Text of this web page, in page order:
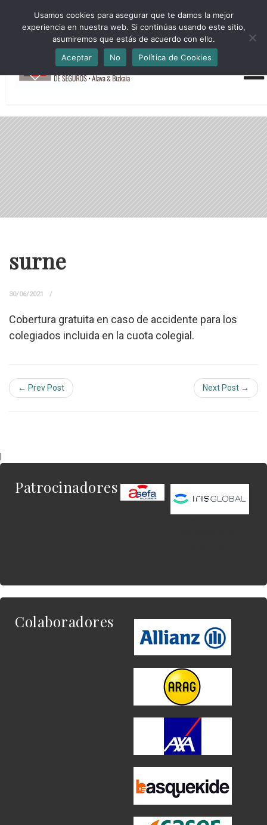
HORARIO INVIERNO Lun-Jue 09:00-16:30 Vier 9:00-14:00
administracion@cmsab.eus 94.442.43.43 Móvil y Whatsapp
688.889.170
surne
30/06/2021
Cobertura gratuita en caso de accidente para los
colegiados incluida en la cuota colegial.
← Prev Post Next Post →
Patrocinadores
Colaboradores
Usamos cookies para asegurar que te damos la mejor
experiencia en nuestra web. Si continúas usando este sitio,
asumiremos que estás de acuerdo con ello.
Aceptar
No Política de Cookies